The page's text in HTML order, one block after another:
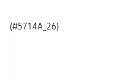
(#5714A_26)